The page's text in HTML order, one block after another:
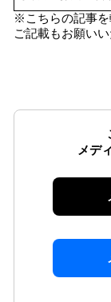
※こちらの記事を
ご記載もお願いい
メデ